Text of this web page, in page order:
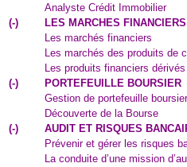
Analyste Crédit Immobilier
(-)
LES MARCHES FINANCIERS
Les marchés financiers
Les marchés des produits de
Les produits financiers dérivés
(-)
PORTEFEUILLE BOURSIER
Gestion de portefeuille boursier
Découverte de la Bourse
(-)
AUDIT ET RISQUES
Prévenir et gérer les risques
La conduite d’une mission